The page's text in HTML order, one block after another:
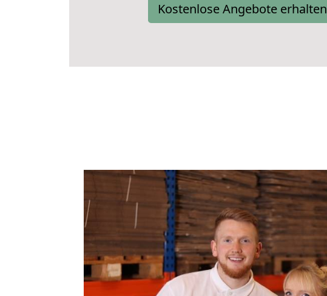
Kostenlose Angebote erhalten